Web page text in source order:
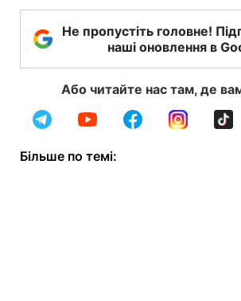
Не пропустіть головне!
наші оновлення в
Або читайте нас там, де
Більше по темі: